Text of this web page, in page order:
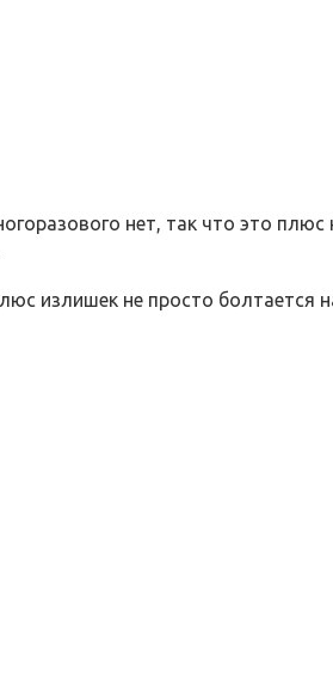
нет, так что это
излишек не просто болтается